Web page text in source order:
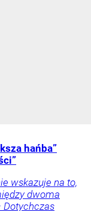
hańba”
wskazuje na to,
dwoma